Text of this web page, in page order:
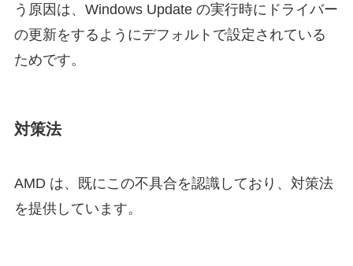
う原因は、Windows Update の実行時にドライバー
の更新をするようにデフォルトで設定されている
ためです。
対策法
AMD は、既にこの不具合を認識しており、対策法
を提供しています。